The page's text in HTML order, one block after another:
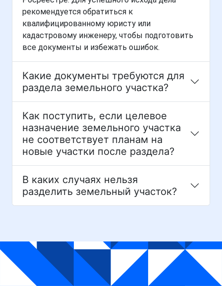
рекомендуется обратиться к
квалифицированному юристу или
кадастровому инженеру, чтобы подготовить
все документы и избежать ошибок.
Какие документы требуются для
раздела земельного участка?
Как поступить, если целевое
назначение земельного участка
не соответствует планам на
новые участки после раздела?
В каких случаях нельзя
разделить земельный участок?